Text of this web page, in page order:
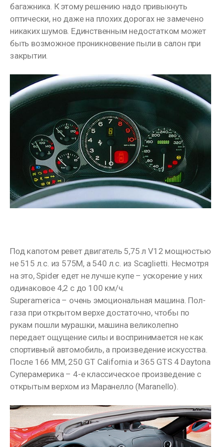
багажника. К этому решению надо привыкнуть
оптически, но даже на плохих дорогах не замечено
никаких шумов. Единственным недостатком может
быть возможное проникновение пыли в салон при
закрытии.
Под капотом ревет двигатель 5,75 л V12 мощностью
не 515 л.с. из 575M, а 540 л.с. из Scaglietti. Несмотря
на это, Spider едет не лучше купе – ускорение у них
одинаковое 4,2 с до 100 км/ч.
Superamerica – очень эмоциональная машина. Пол-
газа при открытом верхе достаточно, чтобы по
рукам пошли мурашки, машина великолепно
передает ощущение силы и воспринимается не как
спортивный автомобиль, а произведение искусства.
После 166 MM, 250 GT California и 365 GTS 4 Daytona
Суперамерика – 4-е классическое произведение с
открытым верхом из Маранелло (Maranello).